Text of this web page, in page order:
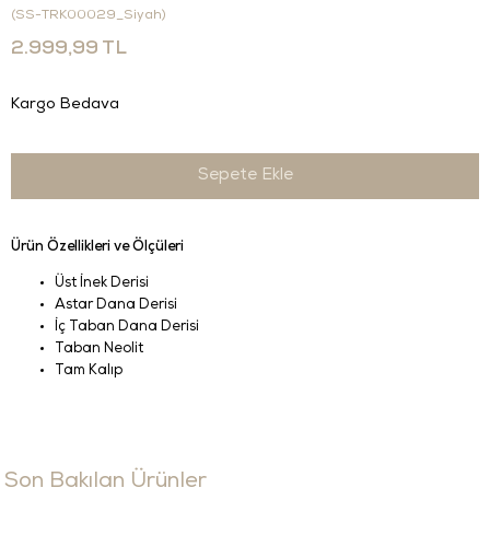
(SS-TRK00029_Siyah)
2.999,99 TL
Kargo Bedava
Ürün Özellikleri ve Ölçüleri
Üst İnek Derisi
Astar Dana Derisi
İç Taban Dana Derisi
Taban Neolit
Tam Kalıp
Son Bakılan Ürünler